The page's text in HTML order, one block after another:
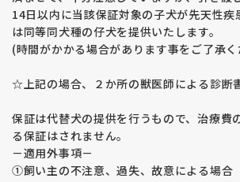
14日以内に当該保証対象の子犬が先天性
は同等同犬種の仔犬を提供いたします。
(時間がかかる場合があります事をご了承く
☆上記の場合、２か所の獣医師による診断
保証は代替犬の提供を行うもので、治療費
る保証はされません。
－適用外事項－
①飼い主の不注意、過失、故意による場合